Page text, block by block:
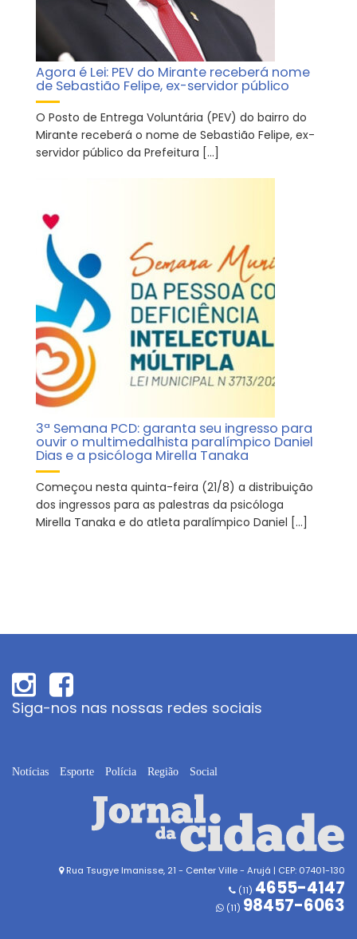
Agora é Lei: PEV do Mirante receberá nome
de Sebastião Felipe, ex-servidor público
O Posto de Entrega Voluntária (PEV) do bairro do
Mirante receberá o nome de Sebastião Felipe, ex-
servidor público da Prefeitura […]
3ª Semana PCD: garanta seu ingresso para
ouvir o multimedalhista paralímpico Daniel
Dias e a psicóloga Mirella Tanaka
Começou nesta quinta-feira (21/8) a distribuição
dos ingressos para as palestras da psicóloga
Mirella Tanaka e do atleta paralímpico Daniel […]
Siga-nos nas nossas redes sociais
Notícias Esporte Polícia Região Social
Rua Tsugye Imanisse, 21 - Center Ville - Arujá | CEP: 07401-130
(11) 4655-4147
(11) 98457-6063